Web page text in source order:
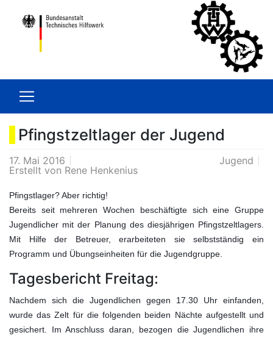
Pfingstzeltlager der Jugend
17. Mai 2016
Jugend
Erstellt von Rene Henkenius
Pfingstlager? Aber richtig!
Bereits seit mehreren Wochen beschäftigte sich eine Gruppe
Jugendlicher mit der Planung des diesjährigen Pfingstzeltlagers.
Mit Hilfe der Betreuer, erarbeiteten sie selbstständig ein
Programm und Übungseinheiten für die Jugendgruppe.
Tagesbericht Freitag:
Nachdem sich die Jugendlichen gegen 17.30 Uhr einfanden,
wurde das Zelt für die folgenden beiden Nächte aufgestellt und
gesichert. Im Anschluss daran, bezogen die Jugendlichen ihre